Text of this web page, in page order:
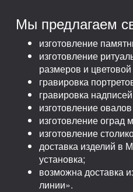
Мы предлагаем
изготовление
изготовление
размеров и
гравировка
гравировка
изготовление овалов
изготовление оград
изготовление
доставка изделий в
установка;
возможна доставка
линии».